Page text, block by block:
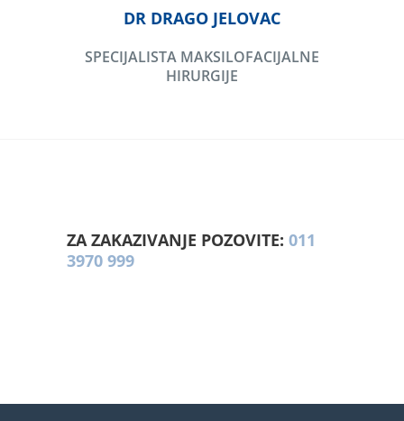
DR DRAGO JELOVAC
SPECIJALISTA MAKSILOFACIJALNE
HIRURGIJE
ZA ZAKAZIVANJE POZOVITE: 011
3970 999